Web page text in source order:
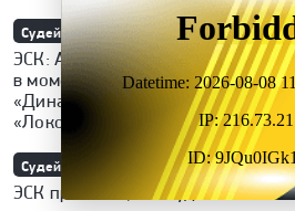
Судейство РПЛ12:31 4
ЭСК: Алибеков не нарушал правил
в моменте с Руденко в матче
«Динамо» Махачкала —
«Локомотив»
Судейство 12:17 42
ЭСК признала, что судья